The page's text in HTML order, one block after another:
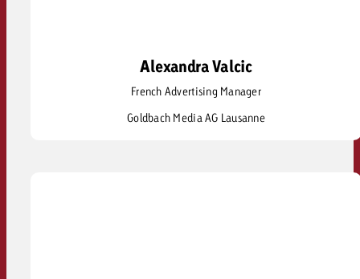
Alexandra Valcic
French Advertising Manager
Goldbach Media AG Lausanne
Alexandra Valcic
alexandra.valcic@goldbach.com